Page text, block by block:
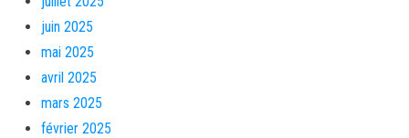
juin 2025
mai 2025
avril 2025
mars 2025
février 2025